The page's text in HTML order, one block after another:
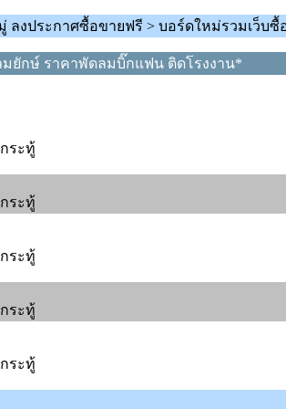
งประกาศซื้อขายฟรี > บอร์ดใหม่รวมเว็บซื้
ยักษ์ ราคาพัดลมบิ๊กแฟน ติดโรงงาน*
ระทู้
ระทู้
ระทู้
ระทู้
ระทู้